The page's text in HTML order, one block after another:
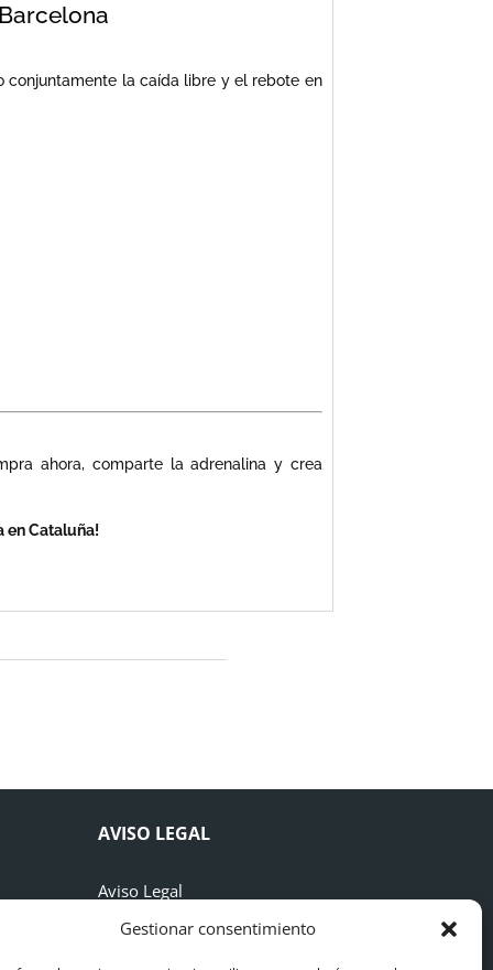
Gestionar consentimiento
conjuntamente la caída libre y el rebote en
ahora, comparte la adrenalina y crea
en Cataluña!
AVISO LEGAL
Aviso Legal
Políticas de Privacidad